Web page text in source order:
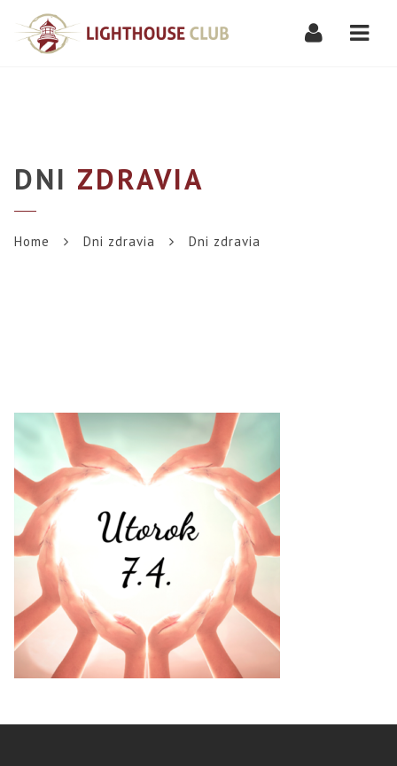
DNI ZDRAVIA
Home Dni zdravia Dni zdravia